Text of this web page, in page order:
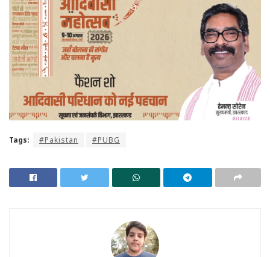
Tags: #Pakistan #PUBG